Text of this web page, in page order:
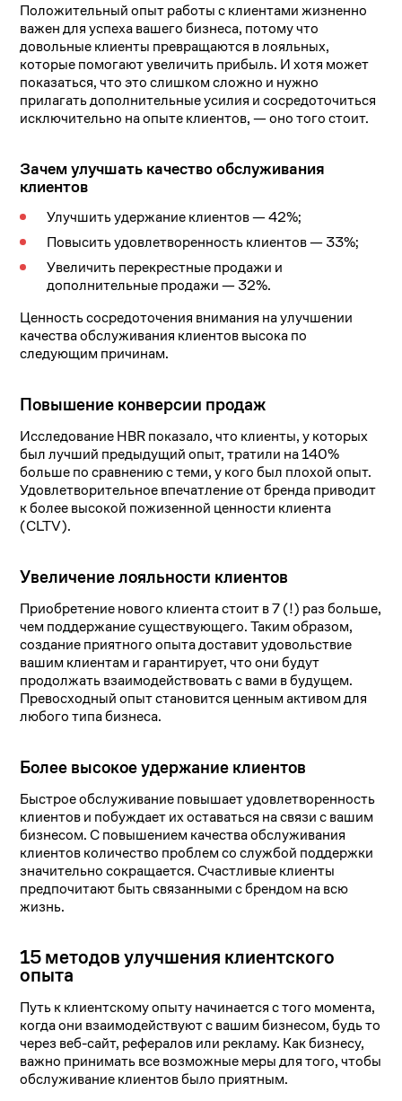
Положительный опыт работы с клиентами жизненно
важен для успеха вашего бизнеса, потому что
довольные клиенты превращаются в лояльных,
которые помогают увеличить прибыль. И хотя может
показаться, что это слишком сложно и нужно
прилагать дополнительные усилия и сосредоточиться
исключительно на опыте клиентов, — оно того стоит.
Зачем улучшать качество обслуживания
клиентов
Улучшить удержание клиентов — 42%;
Повысить удовлетворенность клиентов — 33%;
Увеличить перекрестные продажи и
дополнительные продажи — 32%.
Ценность сосредоточения внимания на улучшении
качества обслуживания клиентов высока по
следующим причинам.
Повышение конверсии продаж
Исследование HBR показало, что клиенты, у которых
был лучший предыдущий опыт, тратили на 140%
больше по сравнению с теми, у кого был плохой опыт.
Удовлетворительное впечатление от бренда приводит
к более высокой пожизенной ценности клиента
(CLTV).
Увеличение лояльности клиентов
Приобретение нового клиента стоит в 7 (!) раз больше,
чем поддержание существующего. Таким образом,
создание приятного опыта доставит удовольствие
вашим клиентам и гарантирует, что они будут
продолжать взаимодействовать с вами в будущем.
Превосходный опыт становится ценным активом для
любого типа бизнеса.
Более высокое удержание клиентов
Быстрое обслуживание повышает удовлетворенность
клиентов и побуждает их оставаться на связи с вашим
бизнесом. С повышением качества обслуживания
клиентов количество проблем со службой поддержки
значительно сокращается. Счастливые клиенты
предпочитают быть связанными с брендом на всю
жизнь.
15 методов улучшения клиентского
опыта
Путь к клиентскому опыту начинается с того момента,
когда они взаимодействуют с вашим бизнесом, будь то
через веб-сайт, рефералов или рекламу. Как бизнесу,
важно принимать все возможные меры для того, чтобы
обслуживание клиентов было приятным.